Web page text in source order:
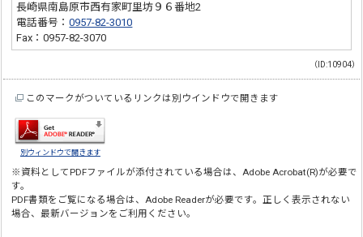
長崎県南島原市西有家町里坊９６番地2
電話番号：0957-82-3010
Fax：0957-82-3070
（ID:10904）
このマークがついているリンクは別ウインドウで開きます
別ウィンドウで開きます
※資料としてPDFファイルが添付されている場合は、Adobe Acrobat(R)が必要で
す。
PDF書類をご覧になる場合は、Adobe Readerが必要です。正しく表示されない
場合、最新バージョンをご利用ください。